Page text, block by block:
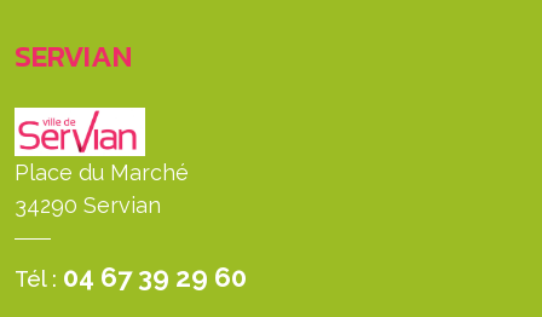
SERVIAN
Place du Marché
34290 Servian
Tél : 04 67 39 29 60